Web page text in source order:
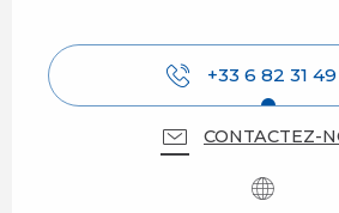
+33 6 82 31 49
CONTACTEZ-